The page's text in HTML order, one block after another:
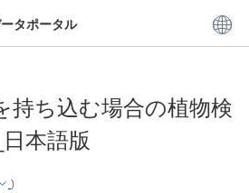
タポータル
持ち込む場合の植物検
本語版
)